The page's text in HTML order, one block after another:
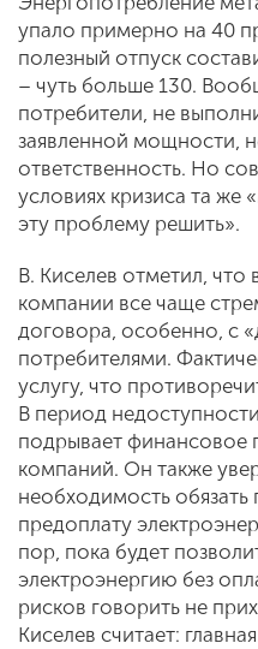
упало примерно на 40
полезный отпуск
– чуть больше 130.
потребители, не
заявленной мощности,
ответственность. Но
условиях кризиса та же
эту проблему решить».
В. Киселев отметил, что
компании все чаще
договора, особенно, с
потребителями.
услугу, что
В период
подрывает финансовое
компаний. Он также
необходимость обязать
предоплату
пор, пока будет
электроэнергию без
рисков говорить не
Киселев считает: